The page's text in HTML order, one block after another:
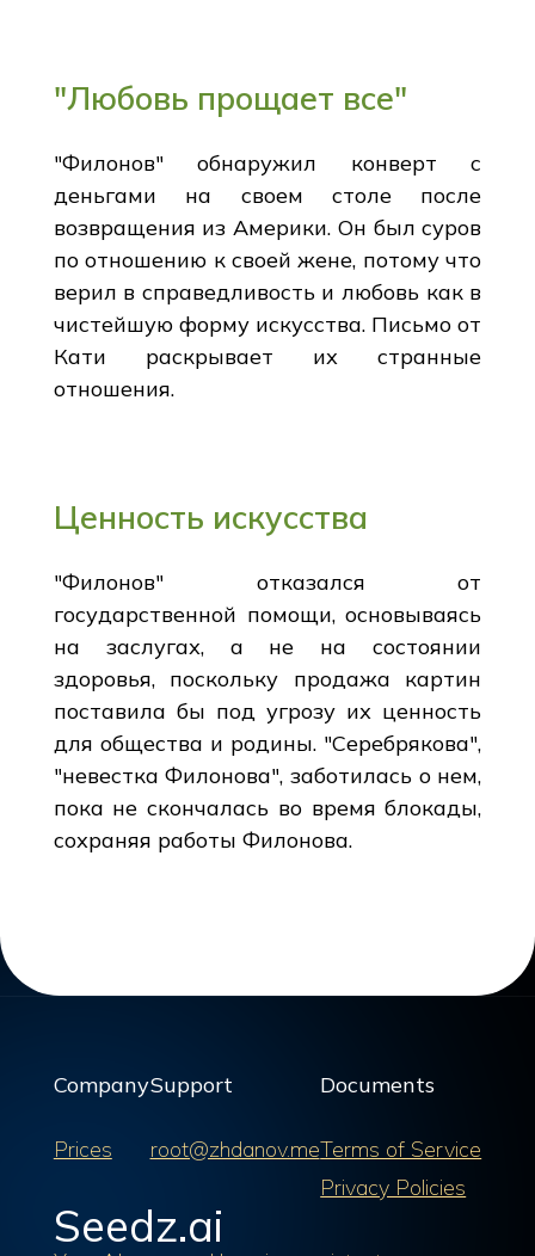
"Любовь прощает все"
"Филонов" обнаружил конверт с
деньгами на своем столе после
возвращения из Америки. Он был суров
по отношению к своей жене, потому что
верил в справедливость и любовь как в
чистейшую форму искусства. Письмо от
Кати раскрывает их странные
отношения.
Ценность искусства
"Филонов" отказался от
государственной помощи, основываясь
на заслугах, а не на состоянии
здоровья, поскольку продажа картин
поставила бы под угрозу их ценность
для общества и родины. "Серебрякова",
"невестка Филонова", заботилась о нем,
пока не скончалась во время блокады,
сохраняя работы Филонова.
Company
Prices
Support
root@zhdanov.me
Documents
Terms of Service
Privacy Policies
Seedz.ai